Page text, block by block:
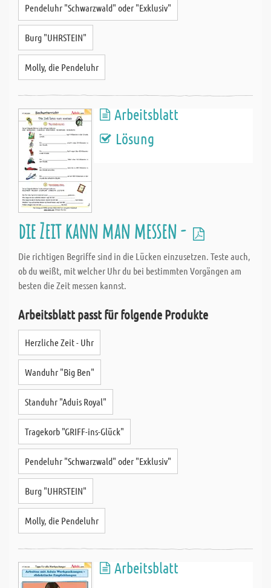
Pendeluhr "Schwarzwald" oder "Exklusiv"
Burg "UHRSTEIN"
Molly, die Pendeluhr
Arbeitsblatt
Lösung
die Zeit kann man messen -
Die richtigen Begriffe sind in die Lücken einzusetzen. Teste auch,
ob du weißt, mit welcher Uhr du bei bestimmten Vorgängen am
besten die Zeit messen kannst.
Arbeitsblatt passt für folgende Produkte
Herzliche Zeit - Uhr
Wanduhr "Big Ben"
Standuhr "Aduis Royal"
Tragekorb "GRIFF-ins-Glück"
Pendeluhr "Schwarzwald" oder "Exklusiv"
Burg "UHRSTEIN"
Molly, die Pendeluhr
Arbeitsblatt